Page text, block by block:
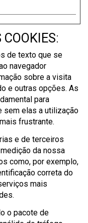
:
de texto que se
navegador
sobre a visita
e outras opções. As
para
sem elas a utilização
frustrante.
e de terceiros
da nossa
como, por exemplo,
correta do
mais
o pacote de